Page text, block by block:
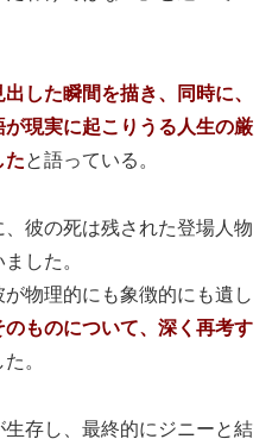
した瞬間を描き、同時に、
現実に起こりうる人生の厳
た と語っている。
彼の死は残された登場人物
した。
物理的にも象徴的にも遺し
のものについて、深く再考す
。
存し、最終的にジニーと結